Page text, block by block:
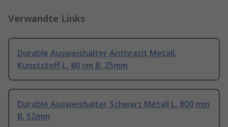
Verwandte Links
Durable Ausweishalter Anthrazit Metall,
Kunststoff L. 80 cm B. 25mm
Durable Ausweishalter Schwarz Metall L. 800 mm
B. 52mm